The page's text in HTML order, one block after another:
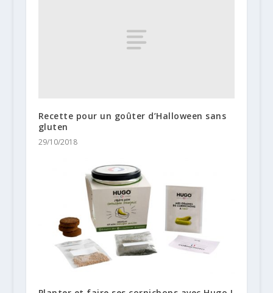
Recette pour un goûter d’Halloween sans
gluten
29/10/2018